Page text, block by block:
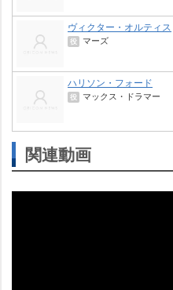
ヴィクター・オルティス
役 マーズ
ハリソン・フォード
役 マックス・ドラマー
関連動画